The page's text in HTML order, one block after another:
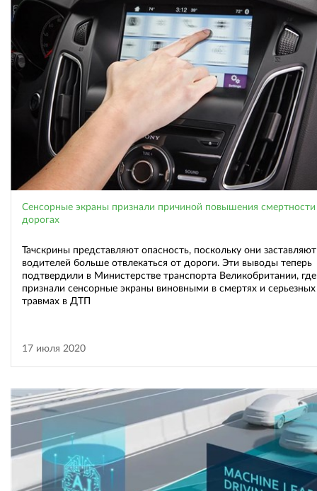
Сенсорные экраны признали причиной повышения смертности
дорогах
Тачскрины представляют опасность, поскольку они заставляют
водителей больше отвлекаться от дороги. Эти выводы теперь
подтвердили в Министерстве транспорта Великобритании, где
признали сенсорные экраны виновными в смертях и серьезных
травмах в ДТП
17 июля 2020